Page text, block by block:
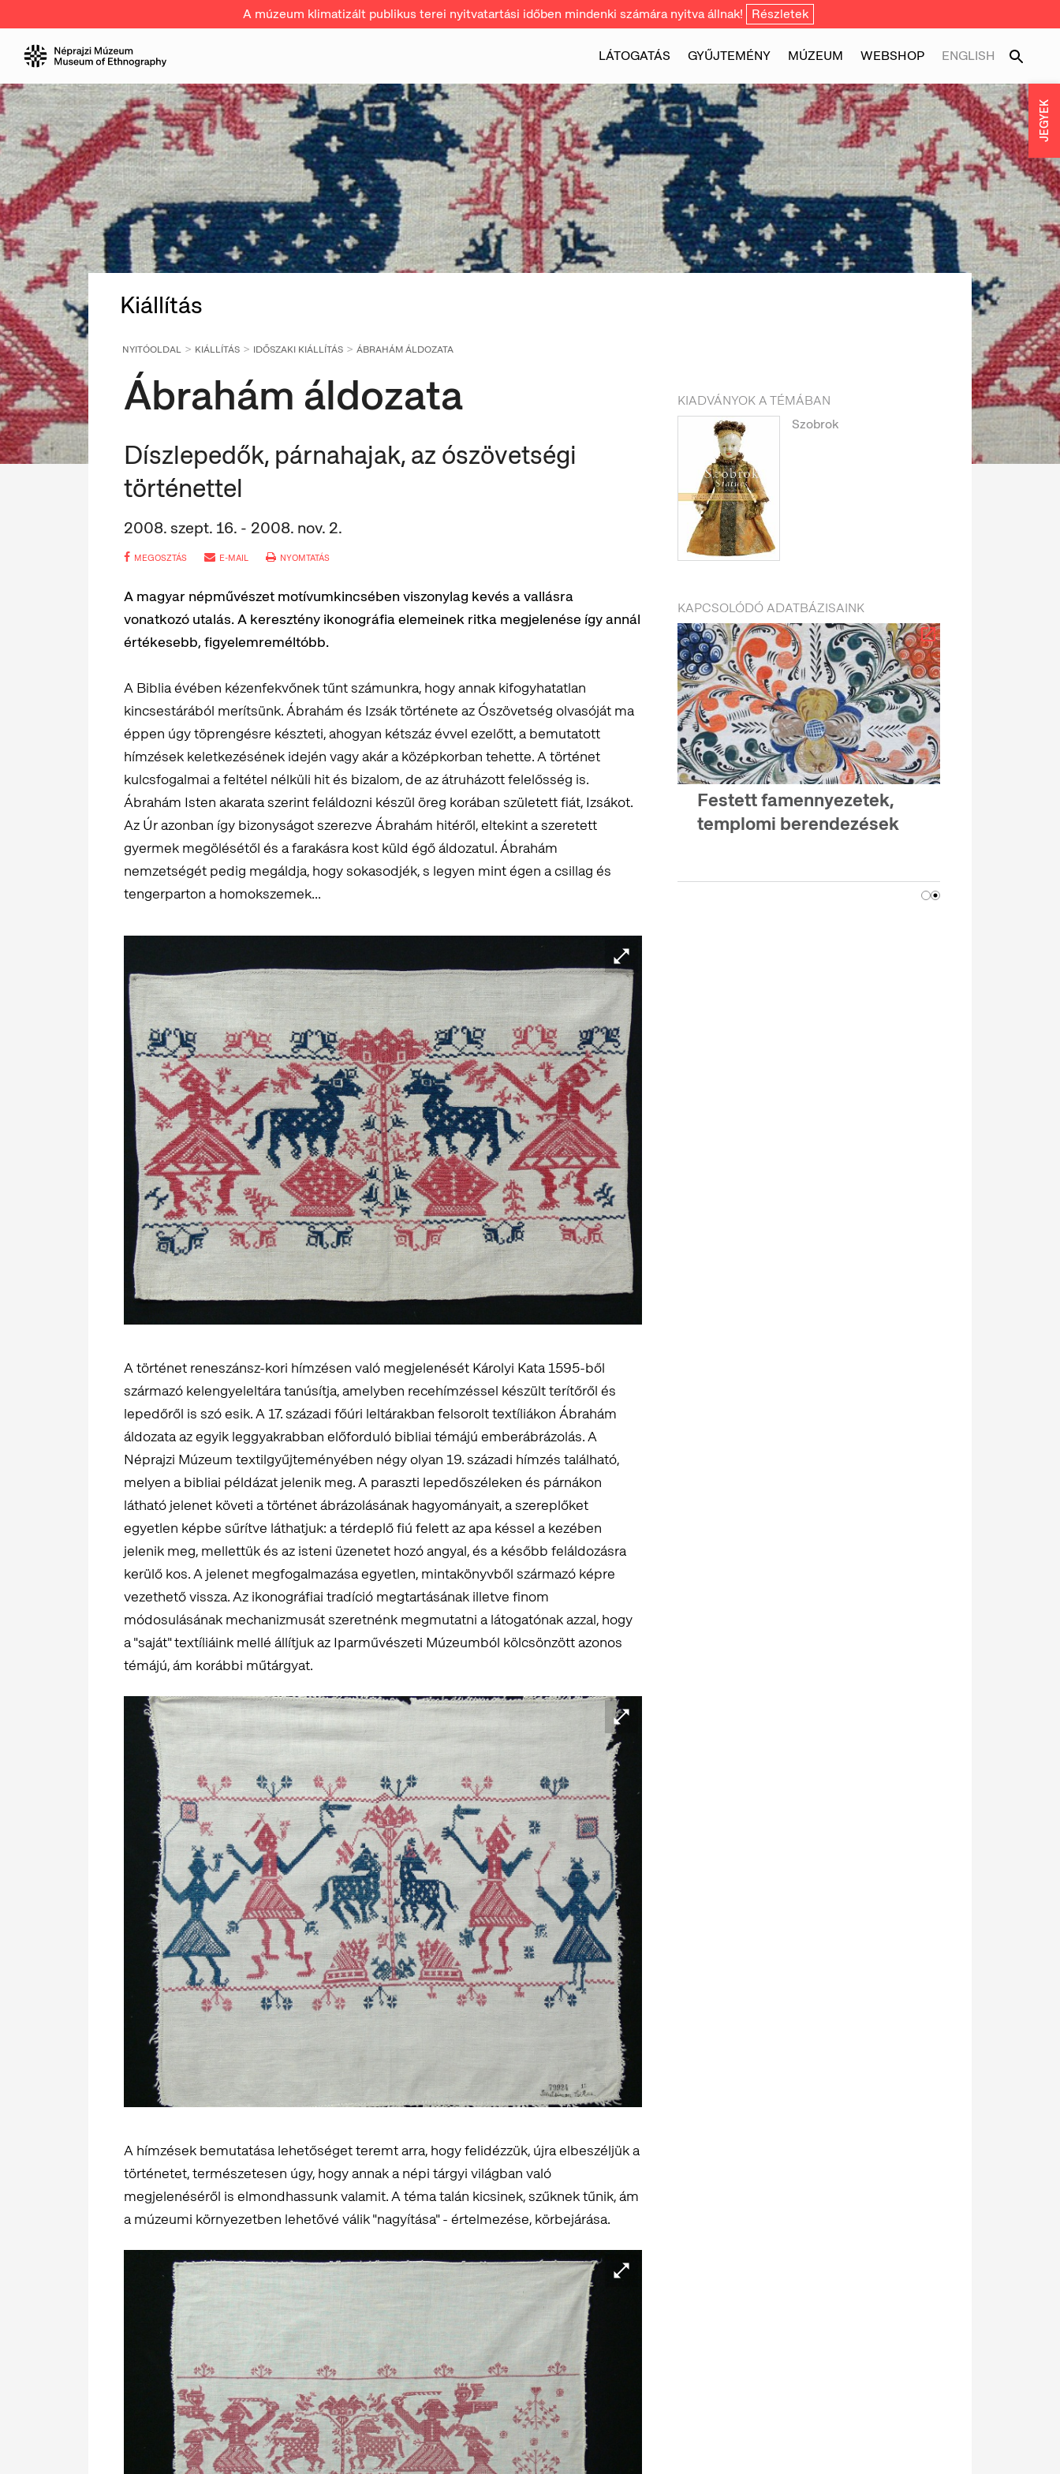
A múzeum klimatizált publikus terei nyitvatartási időben mindenki számára nyitva állnak! Részletek
LÁTOGATÁS GYŰJTEMÉNY MÚZEUM WEBSHOP ENGLISH
Kiállítás
NYITÓOLDAL KIÁLLÍTÁS IDŐSZAKI KIÁLLÍTÁS ÁBRAHÁM ÁLDOZATA
Ábrahám áldozata
Díszlepedők, párnahajak, az ószövetségi
történettel
2008. szept. 16. - 2008. nov. 2.
MEGOSZTÁS E-MAIL NYOMTATÁS
A magyar népművészet motívumkincsében viszonylag kevés a vallásra
vonatkozó utalás. A keresztény ikonográfia elemeinek ritka megjelenése így annál
értékesebb, figyelemreméltóbb.
A Biblia évében kézenfekvőnek tűnt számunkra, hogy annak kifogyhatatlan
kincsestárából merítsünk. Ábrahám és Izsák története az Ószövetség olvasóját ma
éppen úgy töprengésre készteti, ahogyan kétszáz évvel ezelőtt, a bemutatott
hímzések keletkezésének idején vagy akár a középkorban tehette. A történet
kulcsfogalmai a feltétel nélküli hit és bizalom, de az átruházott felelősség is.
Ábrahám Isten akarata szerint feláldozni készül öreg korában született fiát, Izsákot.
Az Úr azonban így bizonyságot szerezve Ábrahám hitéről, eltekint a szeretett
gyermek megölésétől és a farakásra kost küld égő áldozatul. Ábrahám
nemzetségét pedig megáldja, hogy sokasodjék, s legyen mint égen a csillag és
tengerparton a homokszemek...
A történet reneszánsz-kori hímzésen való megjelenését Károlyi Kata 1595-ből
származó kelengyeleltára tanúsítja, amelyben recehímzéssel készült terítőről és
lepedőről is szó esik. A 17. századi főúri leltárakban felsorolt textíliákon Ábrahám
áldozata az egyik leggyakrabban előforduló bibliai témájú emberábrázolás. A
Néprajzi Múzeum textilgyűjteményében négy olyan 19. századi hímzés található,
melyen a bibliai példázat jelenik meg. A paraszti lepedőszéleken és párnákon
látható jelenet követi a történet ábrázolásának hagyományait, a szereplőket
egyetlen képbe sűrítve láthatjuk: a térdeplő fiú felett az apa késsel a kezében
jelenik meg, mellettük és az isteni üzenetet hozó angyal, és a később feláldozásra
kerülő kos. A jelenet megfogalmazása egyetlen, mintakönyvből származó képre
vezethető vissza. Az ikonográfiai tradíció megtartásának illetve finom
módosulásának mechanizmusát szeretnénk megmutatni a látogatónak azzal, hogy
a "saját" textíliáink mellé állítjuk az Iparművészeti Múzeumból kölcsönzött azonos
témájú, ám korábbi műtárgyat.
A hímzések bemutatása lehetőséget teremt arra, hogy felidézzük, újra elbeszéljük a
történetet, természetesen úgy, hogy annak a népi tárgyi világban való
megjelenéséről is elmondhassunk valamit. A téma talán kicsinek, szűknek tűnik, ám
a múzeumi környezetben lehetővé válik "nagyítása" - értelmezése, körbejárása.
KIADVÁNYOK A TÉMÁBAN
Szobrok
KAPCSOLÓDÓ ADATBÁZISAINK
Festett famennyezetek,
templomi berendezések
JEGYEK